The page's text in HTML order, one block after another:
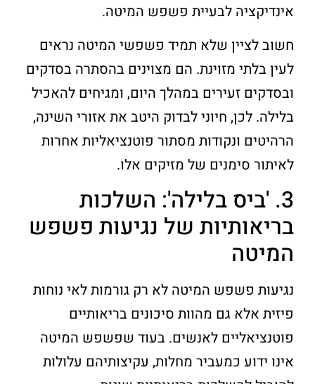
אינדיקציה לבעיית פשפש המיטה.
חשוב לציין שלא תמיד פשפשי המיטה נראים
לעין בלתי מזוינת. הם מצוינים בהסתרה בסדקים
ובסדקים זעירים במהלך היום, ומגיחים להאכיל
בלילה. לכן, חיוני לבדוק היטב את אזורי השינה,
הרהיטים ונקודות מסתור פוטנציאליות אחרות
לאיתור סימנים של מזיקים אלו.
3. 'ביס בלילה': השלכות
בריאותיות של נגיעות פשפש
המיטה
נגיעות פשפש המיטה לא רק גורמות לאי נוחות
פיזית אלא גם מהוות סיכונים בריאותיים
פוטנציאליים לאנשים. בעוד שפשפש המיטה
אינו ידוע כמעביר מחלות, עקיצותיהם עלולות